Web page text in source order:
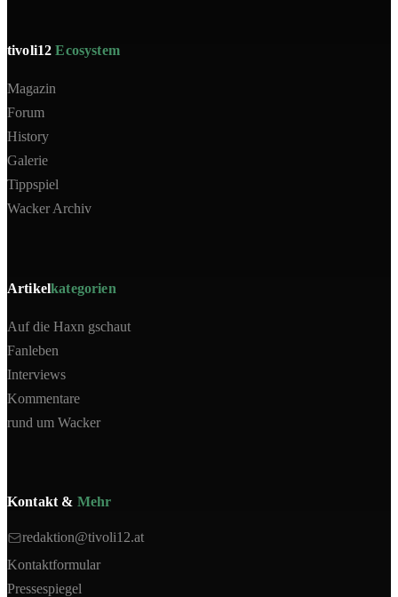
tivoli12Ecosystem
Magazin
Forum
History
Galerie
Tippspiel
Wacker Archiv
Artikelkategorien
Auf die Haxn gschaut
Fanleben
Interviews
Kommentare
rund um Wacker
Kontakt & Mehr
redaktion@tivoli12.at
Kontaktformular
Pressespiegel